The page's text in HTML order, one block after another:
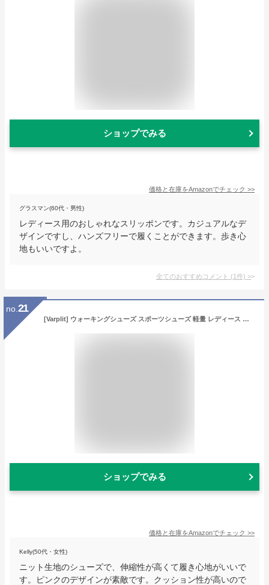
ショップでみる
価格と在庫をAmazonでチェック >>
グラスマン(60代・男性)
レディース用のおしゃれなスリッポンです。カジュアルなデ
ザインですし、ハンズフリーで履くことができます。歩き心
地もいいですよ。
全てのおすすめコメント (1件) >
no. 21
[Varplit] ウォーキングシューズ スポーツシューズ 軽量 レディース メッシュ 通気性 クッション性 女の子 ピンク 滑りにくい 履きやすい 24センチ
ショップでみる
価格と在庫をAmazonでチェック >>
Kelly(50代・女性)
ニット生地のシューズで、伸縮性が高くて履き心地がいいで
す。ピンクのデザインが素敵です。クッション性が高いので